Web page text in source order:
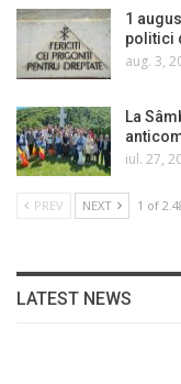
1
politici
aug. 3,
La
iul. 27,
PREV NEXT 1 of
LATEST NEWS